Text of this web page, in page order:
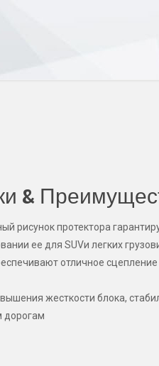
&
рисунок протектора
ее для SUVи легких
отличное
жесткости блока,
дорогам